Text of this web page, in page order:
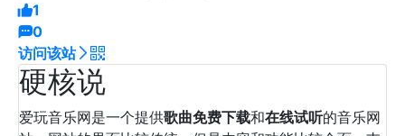
1
0
访问该站
硬核说
爱玩音乐网是一个提供歌曲免费下载和在线试听的音乐网